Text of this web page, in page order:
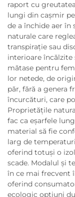
raport cu
lungi din cașmir
de a închide aer
naturale care
transpirație sau
interioare încălzite
mătase pentru
lor netede, de
păr, fără a genera
încurcături, care
Proprietățile
fac ca eşarfele
material să fie
larg de
oferind totuși o
scade. Modalul și
în ce mai frecvent
oferind
ecologic opțiuni